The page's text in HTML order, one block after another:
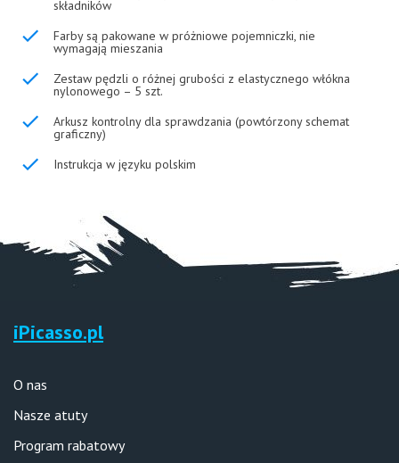
składników
Farby są pakowane w próżniowe pojemniczki, nie
wymagają mieszania
Zestaw pędzli o różnej grubości z elastycznego włókna
nylonowego – 5 szt.
Arkusz kontrolny dla sprawdzania (powtórzony schemat
graficzny)
Instrukcja w języku polskim
iPicasso.pl
O nas
Nasze atuty
Program rabatowy